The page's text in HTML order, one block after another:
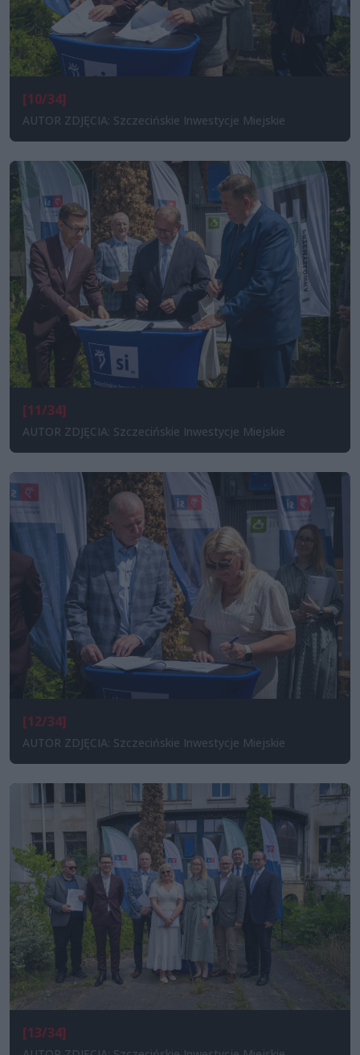
[10/34]
AUTOR ZDJĘCIA: Szczecińskie Inwestycje Miejskie
[11/34]
AUTOR ZDJĘCIA: Szczecińskie Inwestycje Miejskie
[12/34]
AUTOR ZDJĘCIA: Szczecińskie Inwestycje Miejskie
[13/34]